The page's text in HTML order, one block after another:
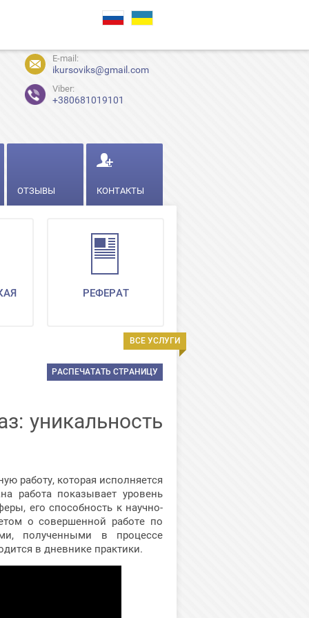
E-mail:
ikursoviks@gmail.com
Viber:
+380681019101
ОТЗЫВЫ КОНТАКТЫ
ВСЕ УСЛУГИ
РЕФЕРАТ
РАСПЕЧАТАТЬ СТРАНИЦУ
уникальность
работу, которая исполняется
работа показывает уровень
его способность к научно-
о совершенной работе по
полученными в процессе
в дневнике практики.